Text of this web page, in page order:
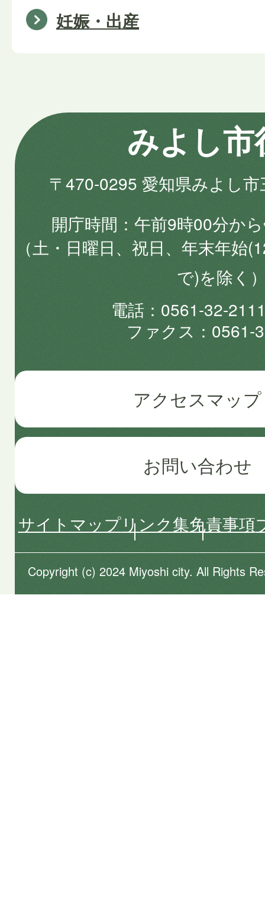
妊娠・出産
みよし市
〒470-0295 愛知県みよし
開庁時間
午前9時00分か
（土・日曜日、祝日、年末年始
で)を除く
電話
0561-32-
ファクス
0561-
アクセスマップ
お問い合わせ
サイトマップリンク集免責事項
Copyright (c) 2024 Miyoshi city. All Rights